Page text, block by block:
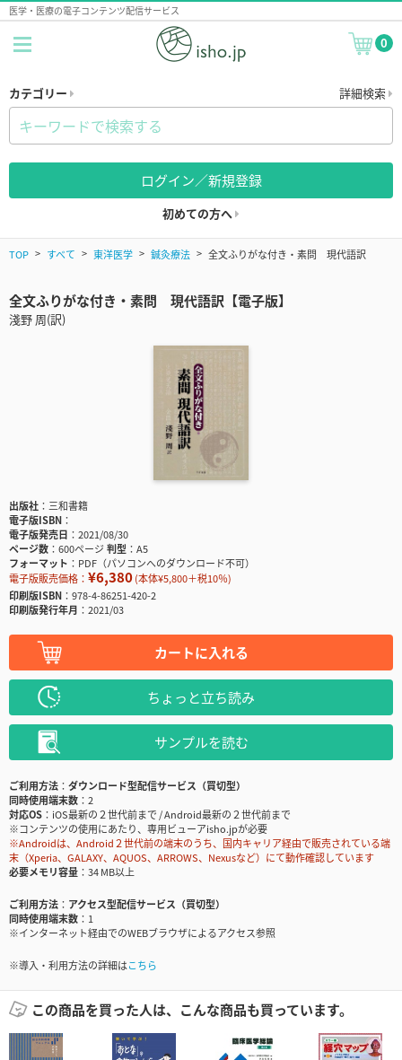
医学・医療の電子コンテンツ配信サービス
0
カテゴリー 詳細検索
ログイン／新規登録
初めての方へ
TOP すべて 東洋医学 鍼灸療法 全文ふりがな付き・素問 現代語訳
全文ふりがな付き・素問 現代語訳【電子版】
淺野 周(訳)
出版社
三和書籍
電子版ISBN
電子版発売日
2021/08/30
ページ数
600ページ判型
A5
フォーマット
PDF（パソコンへのダウンロード不可）
電子版販売価格： ¥6,380(本体¥5,800＋税10％)
印刷版ISBN
978-4-86251-420-2
印刷版発行年月
2021/03
カートに入れる
ちょっと立ち読み
サンプルを読む
ご利用方法
ダウンロード型配信サービス（買切型）
同時使用端末数
2
対応OS
iOS最新の２世代前まで / Android最新の２世代前まで
※コンテンツの使用にあたり、専用ビューアisho.jpが必要
※Androidは、Android２世代前の端末のうち、国内キャリア経由で販売されている端
末（Xperia、GALAXY、AQUOS、ARROWS、Nexusなど）にて動作確認しています
必要メモリ容量
34 MB以上
ご利用方法
アクセス型配信サービス（買切型）
同時使用端末数
1
※インターネット経由でのWEBブラウザによるアクセス参照
※導入・利用方法の詳細はこちら
この商品を買った人は、こんな商品も買っています。